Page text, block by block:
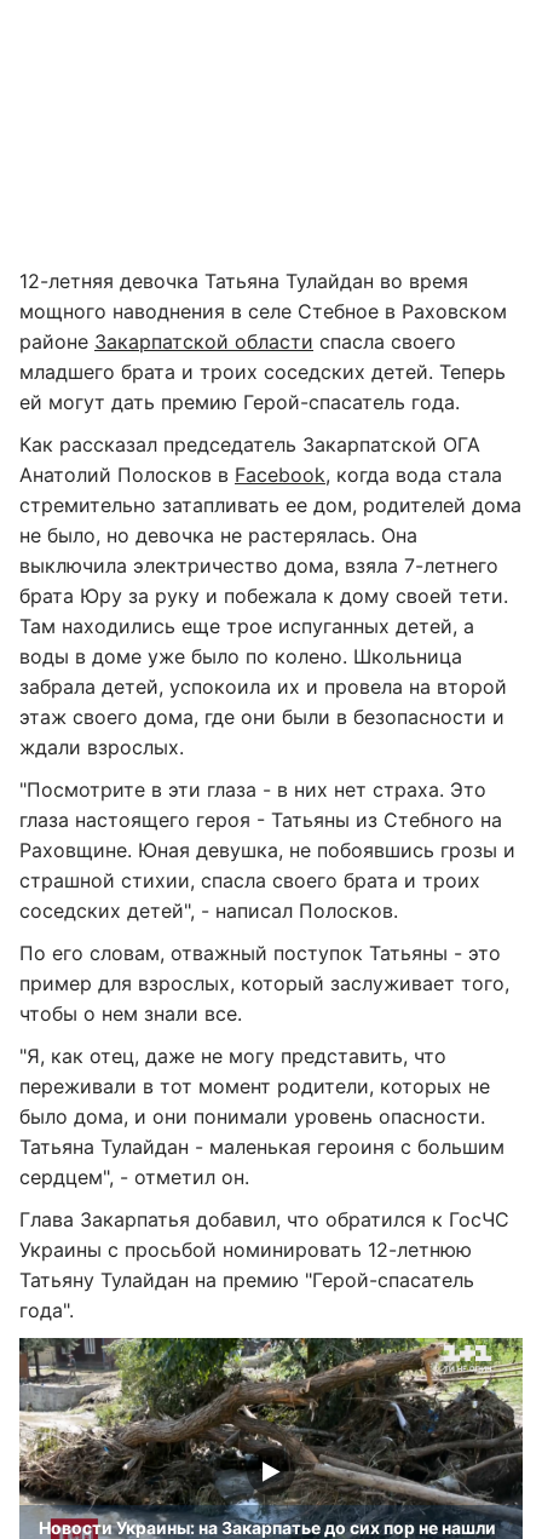
12-летняя девочка Татьяна Тулайдан во время
мощного наводнения в селе Стебное в Раховском
районе Закарпатской области спасла своего
младшего брата и троих соседских детей. Теперь
ей могут дать премию Герой-спасатель года.
Как рассказал председатель Закарпатской ОГА
Анатолий Полосков в Faceboоk, когда вода стала
стремительно затапливать ее дом, родителей дома
не было, но девочка не растерялась. Она
выключила электричество дома, взяла 7-летнего
брата Юру за руку и побежала к дому своей тети.
Там находились еще трое испуганных детей, а
воды в доме уже было по колено. Школьница
забрала детей, успокоила их и провела на второй
этаж своего дома, где они были в безопасности и
ждали взрослых.
"Посмотрите в эти глаза - в них нет страха. Это
глаза настоящего героя - Татьяны из Стебного на
Раховщине. Юная девушка, не побоявшись грозы и
страшной стихии, спасла своего брата и троих
соседских детей", - написал Полосков.
По его словам, отважный поступок Татьяны - это
пример для взрослых, который заслуживает того,
чтобы о нем знали все.
"Я, как отец, даже не могу представить, что
переживали в тот момент родители, которых не
было дома, и они понимали уровень опасности.
Татьяна Тулайдан - маленькая героиня с большим
сердцем", - отметил он.
Глава Закарпатья добавил, что обратился к ГосЧС
Украины с просьбой номинировать 12-летнюю
Татьяну Тулайдан на премию "Герой-спасатель
года".
Новости Украины: на Закарпатье до сих пор не нашли